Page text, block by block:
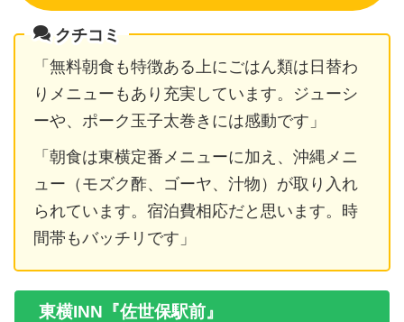
クチコミ
「無料朝食も特徴ある上にごはん類は日替わ
りメニューもあり充実しています。ジューシ
ーや、ポーク玉子太巻きには感動です」
「朝食は東横定番メニューに加え、沖縄メニ
ュー（モズク酢、ゴーヤ、汁物）が取り入れ
られています。宿泊費相応だと思います。時
間帯もバッチリです」
東横INN『佐世保駅前』